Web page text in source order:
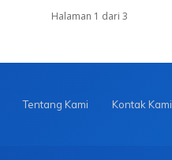
Halaman 1 dari 3
Tentang Kami Kontak Kami